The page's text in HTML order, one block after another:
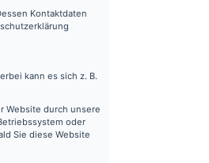
Kontaktdaten
kann es sich z. B.
Website durch unsere
oder
Sie diese Website